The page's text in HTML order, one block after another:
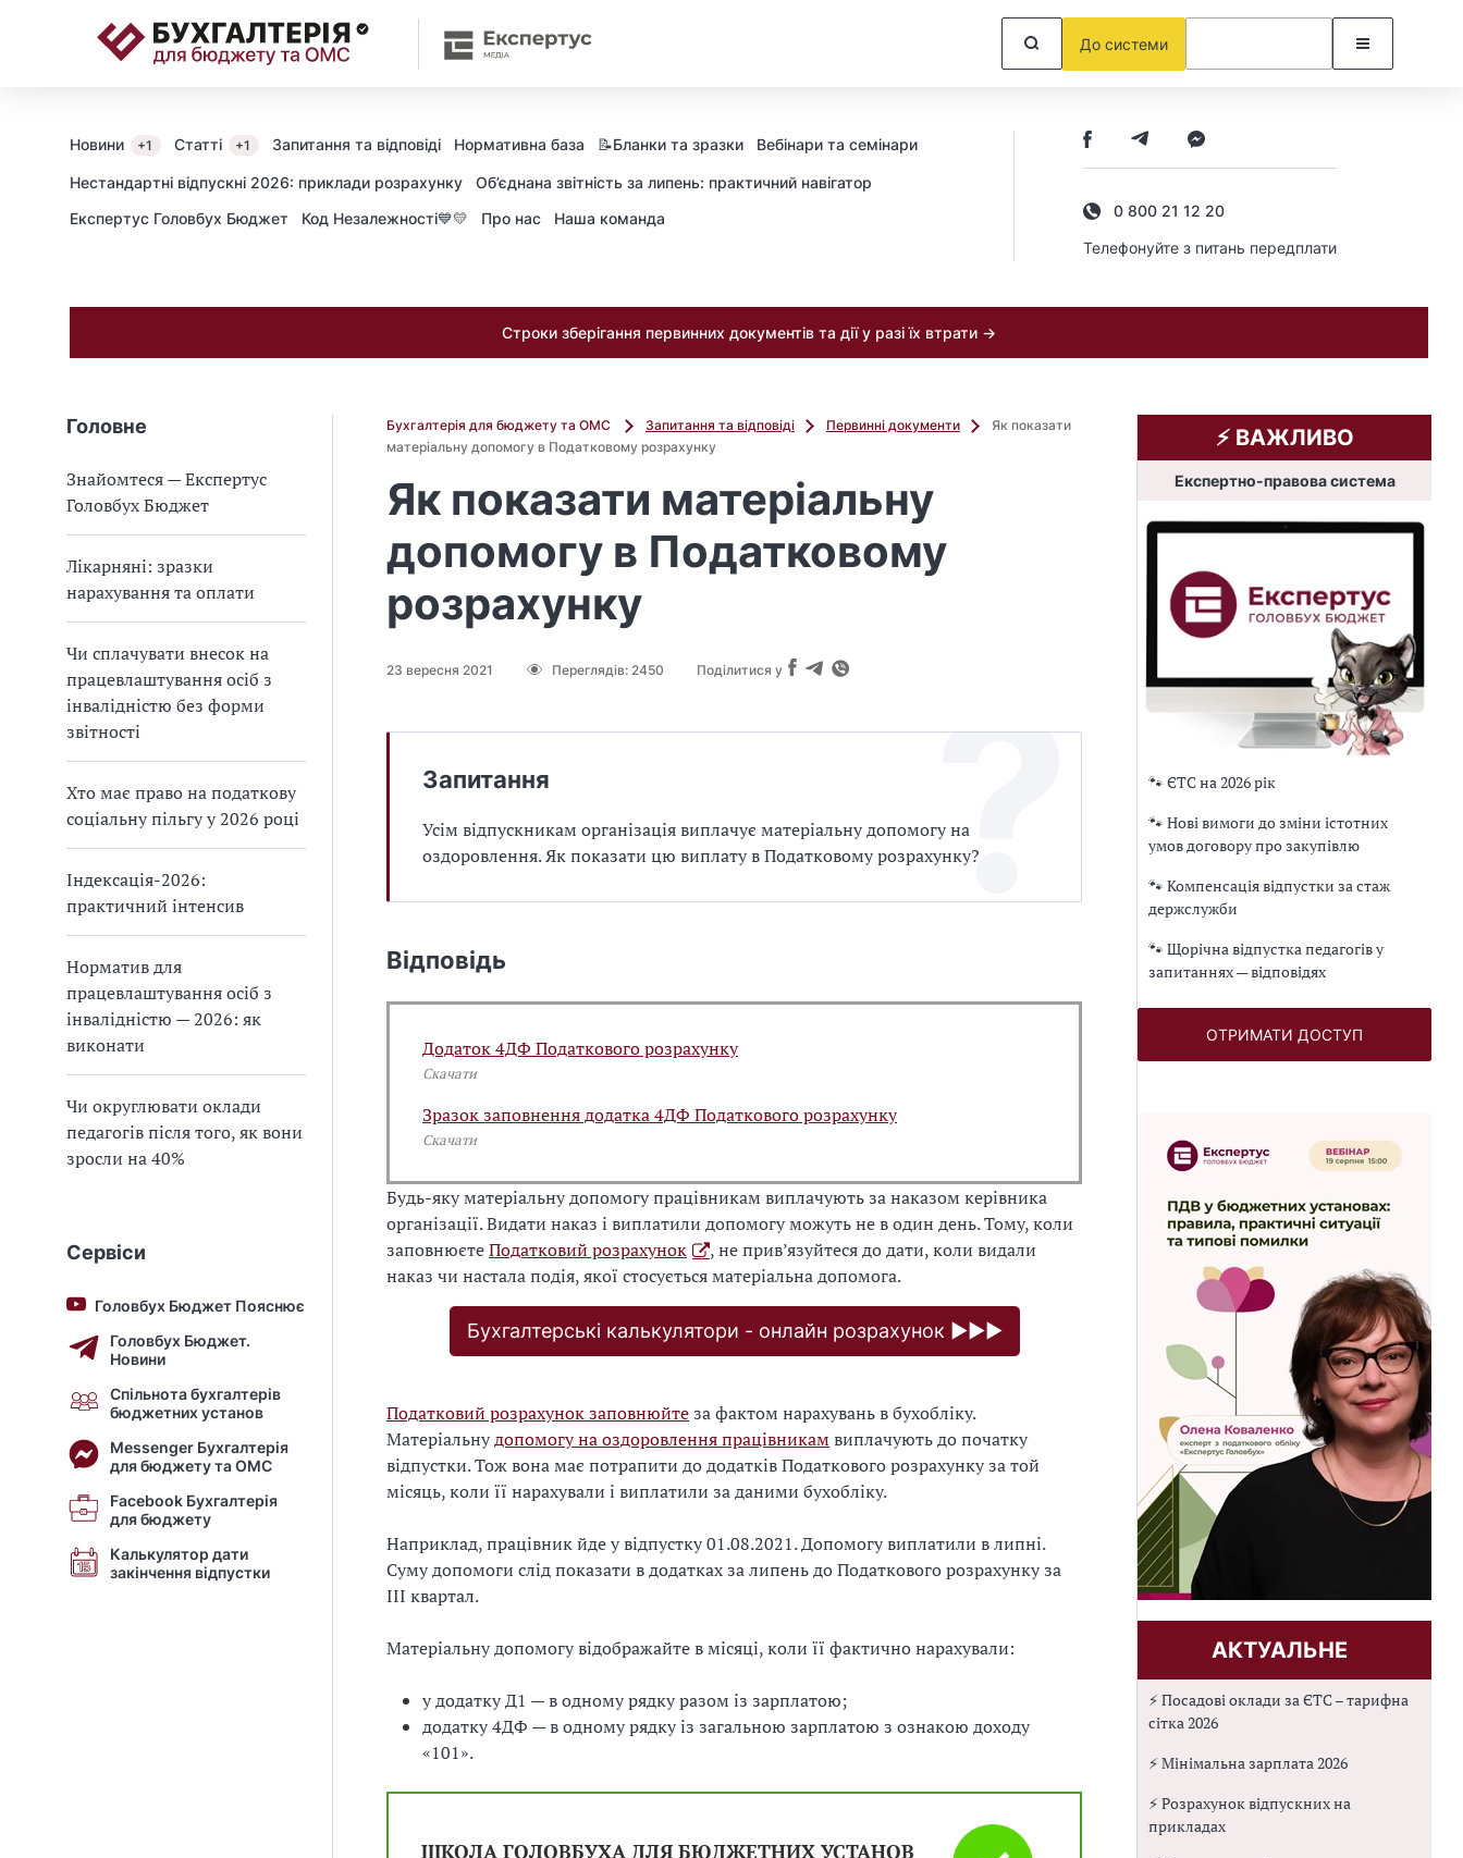
До системи
Новини +1 Статті +1 Запитання та відповіді Нормативна база 📝Бланки та зразки Вебінари та семінари
Нестандартні відпускні 2026: приклади розрахунку
Об’єднана звітність за липень: практичний навігатор
Експертус Головбух Бюджет
Код Незалежності💙💛 Про нас Наша команда
0 800 21 12 20
Телефонуйте з питань передплати
Строки зберігання первинних документів та дії у разі їх втрати →
Головне
Знайомтеся — Експертус
Головбух Бюджет
Лікарняні: зразки
нарахування та оплати
Чи сплачувати внесок на
працевлаштування осіб з
інвалідністю без форми
звітності
Хто має право на податкову
соціальну пільгу у 2026 році
Індексація-2026:
практичний інтенсив
Норматив для
працевлаштування осіб з
інвалідністю — 2026: як
виконати
Чи округлювати оклади
педагогів після того, як вони
зросли на 40%
Сервіси
Головбух Бюджет Пояснює
Головбух Бюджет.
Новини
Спільнота бухгалтерів
бюджетних установ
Messenger Бухгалтерія
для бюджету та ОМС
Facebook Бухгалтерія
для бюджету
Калькулятор дати
закінчення відпустки
Бухгалтерія для бюджету та ОМС Запитання та відповіді Первинні документи
Як показати
матеріальну допомогу в Податковому розрахунку
Як показати матеріальну
допомогу в Податковому
розрахунку
23 вересня 2021 Переглядів: 2450 Поділитися у
Запитання
Усім відпускникам організація виплачує матеріальну допомогу на
оздоровлення. Як показати цю виплату в Податковому розрахунку?
Відповідь
Додаток 4ДФ Податкового розрахунку
Скачати
Зразок заповнення додатка 4ДФ Податкового розрахунку
Скачати
Будь-яку матеріальну допомогу працівникам виплачують за наказом керівника
організації. Видати наказ і виплатили допомогу можуть не в один день. Тому, коли
заповнюєтеПодатковий розрахунок
, не прив’язуйтеся до дати, коли видали
наказ чи настала подія, якої стосується матеріальна допомога.
Бухгалтерські калькулятори - онлайн розрахунок ►►►
Податковий розрахунок заповнюйтеза фактом нарахувань в бухобліку.
Матеріальнудопомогу на оздоровлення працівникамвиплачують до початку
відпустки. Тож вона має потрапити до додатків Податкового розрахунку за той
місяць, коли її нарахували і виплатили за даними бухобліку.
Наприклад, працівник йде у відпустку 01.08.2021. Допомогу виплатили в липні.
Суму допомоги слід показати в додатках за липень до Податкового розрахунку за
ІІІ квартал.
Матеріальну допомогу відображайте в місяці, коли її фактично нарахували:
у додатку Д1 — в одному рядку разом із зарплатою;
додатку 4ДФ — в одному рядку із загальною зарплатою з ознакою доходу
«101».
ШКОЛА ГОЛОВБУХА ДЛЯ БЮДЖЕТНИХ УСТАНОВ
⚡️ ВАЖЛИВО
Експертно-правова система
🐾 ЄТС на 2026 рік
🐾 Нові вимоги до зміни істотних
умов договору про закупівлю
🐾 Компенсація відпустки за стаж
держслужби
🐾 Щорічна відпустка педагогів у
запитаннях — відповідях
ОТРИМАТИ ДОСТУП
АКТУАЛЬНЕ
⚡ Посадові оклади за ЄТС – тарифна
сітка 2026
⚡ Мінімальна зарплата 2026
⚡ Розрахунок відпускних на
прикладах